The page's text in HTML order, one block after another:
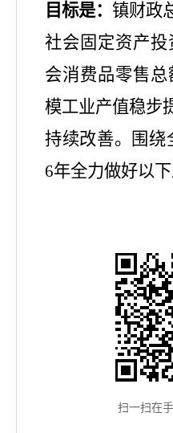
目标是： 镇财政
社会固定资产投
会消费品零售总
模工业产值稳步
持续改善。 围绕
6年全力做好以下
扫一扫在